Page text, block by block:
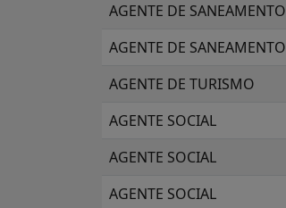
AGENTE DE SANEAMENTO
AGENTE DE SANEAMENTO
AGENTE DE TURISMO
AGENTE SOCIAL
AGENTE SOCIAL
AGENTE SOCIAL